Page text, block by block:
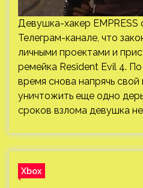
Девушка-хакер
Телеграм-канале, что
личными проектами и
ремейка Resident Evil 4.
время снова напрячь свой
уничтожить еще одно
сроков взлома девушка
Xbox